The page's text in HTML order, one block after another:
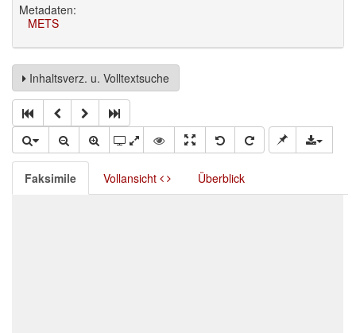
Metadaten:
METS
Inhaltsverz. u. Volltextsuche
Faksimile Vollansicht Überblick